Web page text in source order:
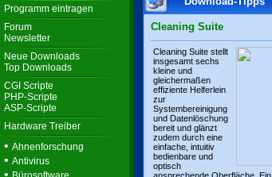
Programm eintragen
Forum
Newsletter
Neue Downloads
Top Downloads
CGI Scripte
PHP-Scripte
ASP-Scripte
Hardware Treiber
• Ahnenforschung
• Antivirus
•
Cleaning Suite
Cleaning Suite stellt
insgesamt sechs
kleine und
gleichermaßen
effiziente Helferlein
zur
Systembereinigung
und Datenlöschung
bereit und glänzt
zudem durch eine
einfache, intuitiv
bedienbare und
optisch